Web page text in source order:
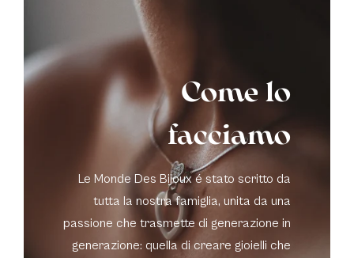
Come lo
facciamo
Le Monde Des Bijoux é stato scritto da
tutta la nostra famiglia, unita da una
passione che trasmette di generazione in
generazione: quella di creare gioielli che